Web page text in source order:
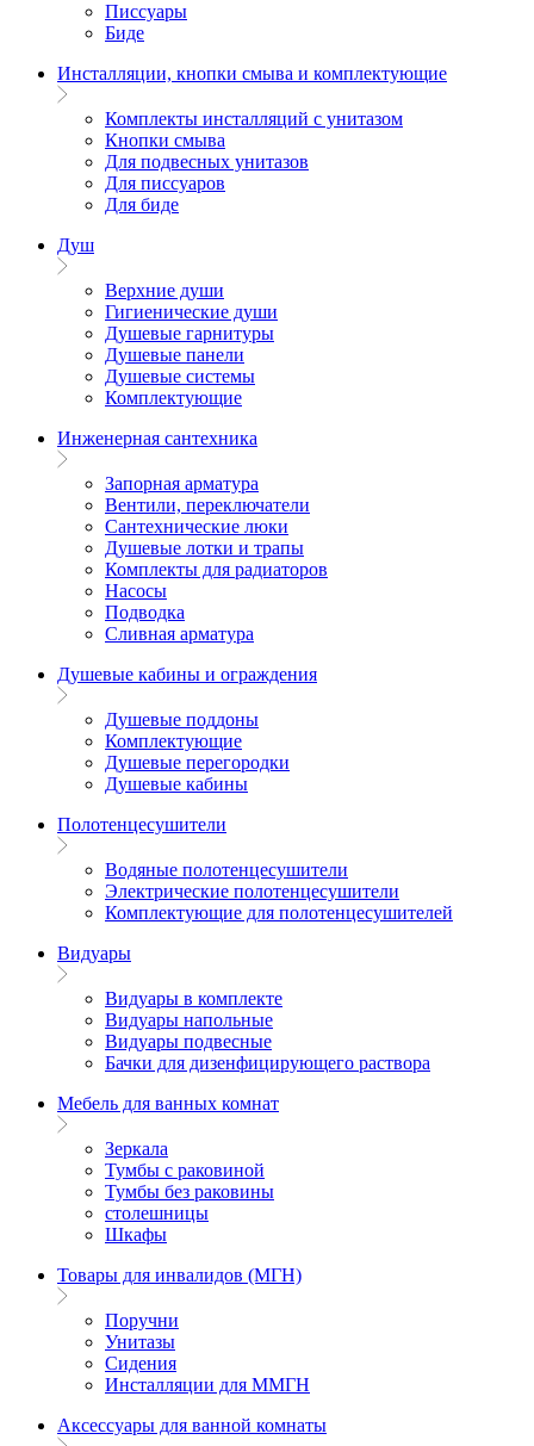
Писсуары
Биде
Инсталляции, кнопки смыва и комплектующие
Комплекты инсталляций с унитазом
Кнопки смыва
Для подвесных унитазов
Для писсуаров
Для биде
Душ
Верхние души
Гигиенические души
Душевые гарнитуры
Душевые панели
Душевые системы
Комплектующие
Инженерная сантехника
Запорная арматура
Вентили, переключатели
Сантехнические люки
Душевые лотки и трапы
Комплекты для радиаторов
Насосы
Подводка
Сливная арматура
Душевые кабины и ограждения
Душевые поддоны
Комплектующие
Душевые перегородки
Душевые кабины
Полотенцесушители
Водяные полотенцесушители
Электрические полотенцесушители
Комплектующие для полотенцесушителей
Видуары
Видуары в комплекте
Видуары напольные
Видуары подвесные
Бачки для дизенфицирующего раствора
Мебель для ванных комнат
Зеркала
Тумбы с раковиной
Тумбы без раковины
столешницы
Шкафы
Товары для инвалидов (МГН)
Поручни
Унитазы
Сидения
Инсталляции для ММГН
Аксессуары для ванной комнаты